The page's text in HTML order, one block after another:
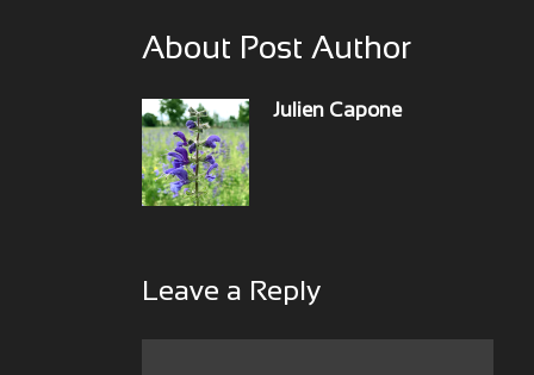
About Post Author
Julien Capone
Leave a Reply